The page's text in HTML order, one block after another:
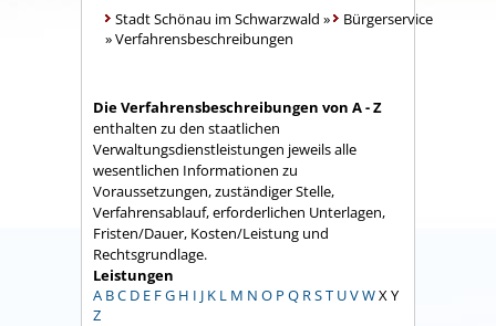
Stadt Schönau im Schwarzwald »
Bürgerservice
»Verfahrensbeschreibungen
Die Verfahrensbeschreibungen von A - Z
enthalten zu den staatlichen
Verwaltungsdienstleistungen jeweils alle
wesentlichen Informationen zu
Voraussetzungen, zuständiger Stelle,
Verfahrensablauf, erforderlichen Unterlagen,
Fristen/Dauer, Kosten/Leistung und
Rechtsgrundlage.
Leistungen
A BC D E FG H I J K L M N O P Q RST UVWX Y
Z